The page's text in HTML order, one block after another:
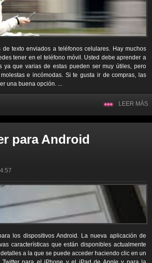
texto enviados a teléfonos celulares. Hay muchos
tener en el teléfono móvil. Usted debe aprender a
ya que varias de estas pueden ser muy útiles, pero
e incómodas. Si te gusta ir de compras, las
una buena opción. ...
LEER MÁS
para Android
los dispositivos Android. La nueva aplicación de
características que están disponibles actualmente
a la que se puede acceder haciendo clic en un